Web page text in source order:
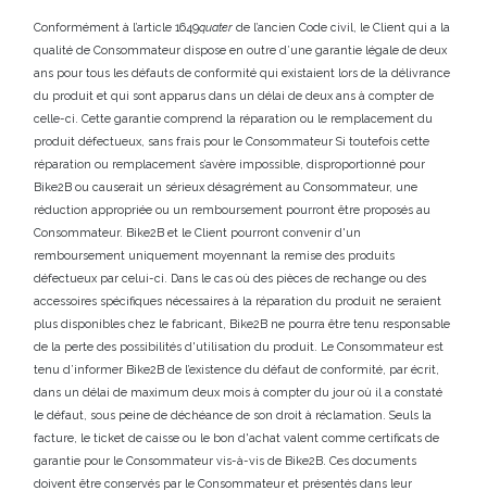
Conformément à l’article 1649quater de l’ancien Code civil, le Client qui a la
qualité de Consommateur dispose en outre d’une garantie légale de deux
ans pour tous les défauts de conformité qui existaient lors de la délivrance
du produit et qui sont apparus dans un délai de deux ans à compter de
celle-ci. Cette garantie comprend la réparation ou le remplacement du
produit défectueux, sans frais pour le Consommateur Si toutefois cette
réparation ou remplacement s’avère impossible, disproportionné pour
Bike2B ou causerait un sérieux désagrément au Consommateur, une
réduction appropriée ou un remboursement pourront être proposés au
Consommateur. Bike2B et le Client pourront convenir d'un
remboursement uniquement moyennant la remise des produits
défectueux par celui-ci. Dans le cas où des pièces de rechange ou des
accessoires spécifiques nécessaires à la réparation du produit ne seraient
plus disponibles chez le fabricant, Bike2B ne pourra être tenu responsable
de la perte des possibilités d'utilisation du produit. Le Consommateur est
tenu d’informer Bike2B de l’existence du défaut de conformité, par écrit,
dans un délai de maximum deux mois à compter du jour où il a constaté
le défaut, sous peine de déchéance de son droit à réclamation. Seuls la
facture, le ticket de caisse ou le bon d'achat valent comme certificats de
garantie pour le Consommateur vis-à-vis de Bike2B. Ces documents
doivent être conservés par le Consommateur et présentés dans leur